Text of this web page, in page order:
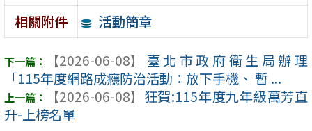
相關附件 活動簡章
【2026-06-08】
臺北市政府衛生局辦理
「115年度網路成癮防治活動：放下手機、 暫 ...
【2026-06-08】 狂賀:115年度九年級萬芳直
升-上榜名單